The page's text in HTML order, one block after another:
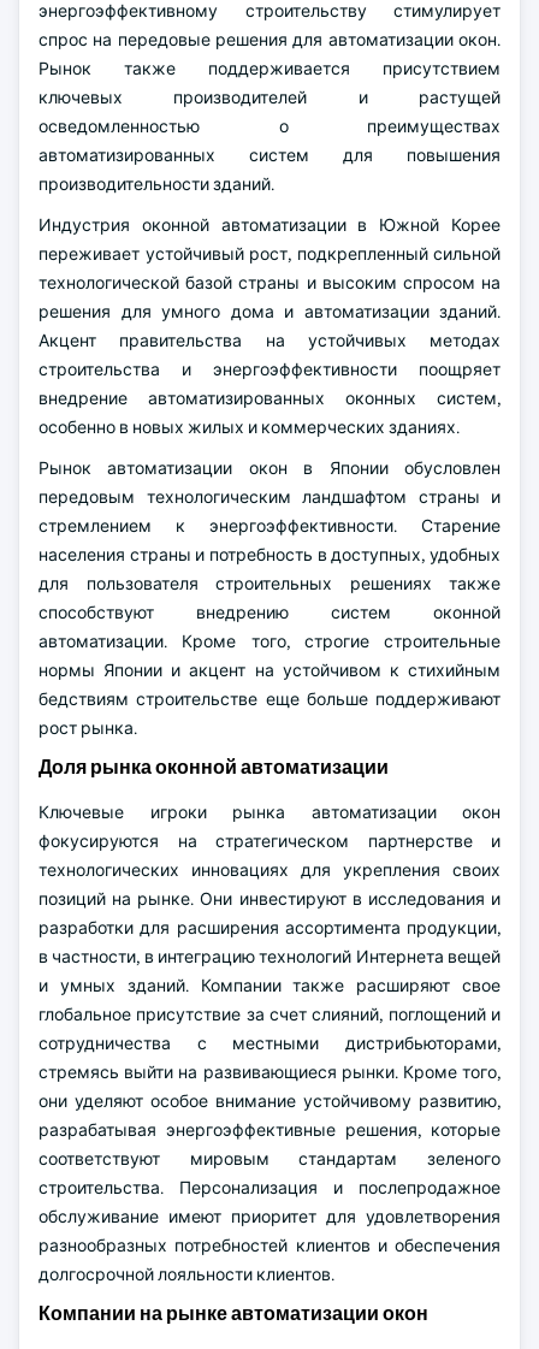
энергоэффективному строительству стимулирует
спрос на передовые решения для автоматизации окон.
Рынок также поддерживается присутствием
ключевых производителей и растущей
осведомленностью о преимуществах
автоматизированных систем для повышения
производительности зданий.
Индустрия оконной автоматизации в Южной Корее
переживает устойчивый рост, подкрепленный сильной
технологической базой страны и высоким спросом на
решения для умного дома и автоматизации зданий.
Акцент правительства на устойчивых методах
строительства и энергоэффективности поощряет
внедрение автоматизированных оконных систем,
особенно в новых жилых и коммерческих зданиях.
Рынок автоматизации окон в Японии обусловлен
передовым технологическим ландшафтом страны и
стремлением к энергоэффективности. Старение
населения страны и потребность в доступных, удобных
для пользователя строительных решениях также
способствуют внедрению систем оконной
автоматизации. Кроме того, строгие строительные
нормы Японии и акцент на устойчивом к стихийным
бедствиям строительстве еще больше поддерживают
рост рынка.
Доля рынка оконной автоматизации
Ключевые игроки рынка автоматизации окон
фокусируются на стратегическом партнерстве и
технологических инновациях для укрепления своих
позиций на рынке. Они инвестируют в исследования и
разработки для расширения ассортимента продукции,
в частности, в интеграцию технологий Интернета вещей
и умных зданий. Компании также расширяют свое
глобальное присутствие за счет слияний, поглощений и
сотрудничества с местными дистрибьюторами,
стремясь выйти на развивающиеся рынки. Кроме того,
они уделяют особое внимание устойчивому развитию,
разрабатывая энергоэффективные решения, которые
соответствуют мировым стандартам зеленого
строительства. Персонализация и послепродажное
обслуживание имеют приоритет для удовлетворения
разнообразных потребностей клиентов и обеспечения
долгосрочной лояльности клиентов.
Компании на рынке автоматизации окон